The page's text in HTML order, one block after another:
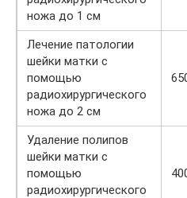
ножа до 1 см
Лечение патологии
шейки матки с
помощью
радиохирургического
ножа до 2 см
Удаление полипов
шейки матки с
помощью
радиохирургического